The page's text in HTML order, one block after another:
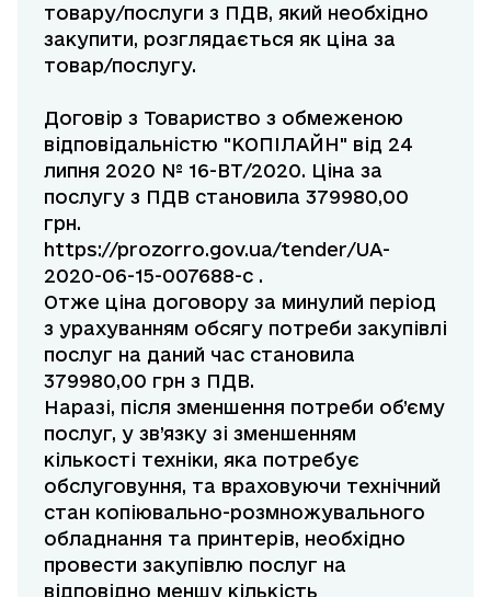
товару/послуги з ПДВ, який необхідно
закупити, розглядається як ціна за
товар/послугу.
Договір з Товариство з обмеженою
відповідальністю "КОПІЛАЙН" від 24
липня 2020 № 16-ВТ/2020. Ціна за
послугу з ПДВ становила 379980,00
грн.
https://prozorro.gov.ua/tender/UA-
2020-06-15-007688-c .
Отже ціна договору за минулий період
з урахуванням обсягу потреби закупівлі
послуг на даний час становила
379980,00 грн з ПДВ.
Наразі, після зменшення потреби об’єму
послуг, у зв’язку зі зменшенням
кількості техніки, яка потребує
обслуговуння, та враховуючи технічний
стан копіювально-розмножувального
обладнання та принтерів, необхідно
провести закупівлю послуг на
відповідно меншу кількість